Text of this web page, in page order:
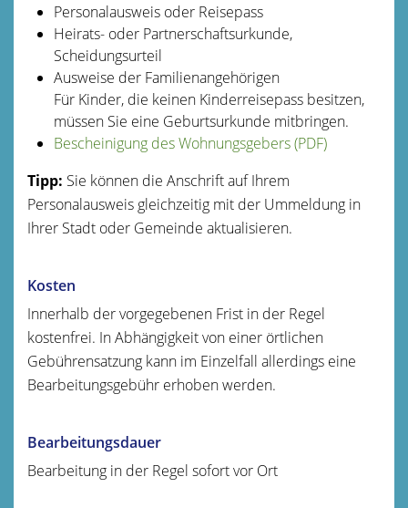
Personalausweis oder Reisepass
Heirats- oder Partnerschaftsurkunde,
Scheidungsurteil
Ausweise der Familienangehörigen
Für Kinder, die keinen Kinderreisepass besitzen,
müssen Sie eine Geburtsurkunde mitbringen.
Bescheinigung des Wohnungsgebers (PDF)
Tipp: Sie können die Anschrift auf Ihrem
Personalausweis gleichzeitig mit der Ummeldung in
Ihrer Stadt oder Gemeinde aktualisieren.
Kosten
Innerhalb der vorgegebenen Frist in der Regel
kostenfrei. In Abhängigkeit von einer örtlichen
Gebührensatzung kann im Einzelfall allerdings eine
Bearbeitungsgebühr erhoben werden.
Bearbeitungsdauer
Bearbeitung in der Regel sofort vor Ort